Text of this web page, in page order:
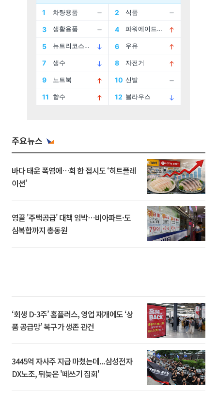
주요뉴스
바다 태운 폭염에…회 한 접시도 ‘히트플레
이션’
영끌 '주택공급' 대책 임박⋯비아파트·도
심복합까지 총동원
‘회생 D-3주’ 홈플러스, 영업 재개에도 ‘상
품 공급망’ 복구가 생존 관건
3445억 자사주 지급 마쳤는데...삼성전자
DX노조, 뒤늦은 '떼쓰기 집회'